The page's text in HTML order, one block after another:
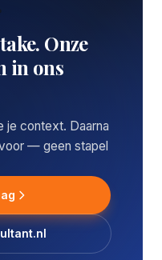
Onze
in ons
je context. Daarna
— geen stapel